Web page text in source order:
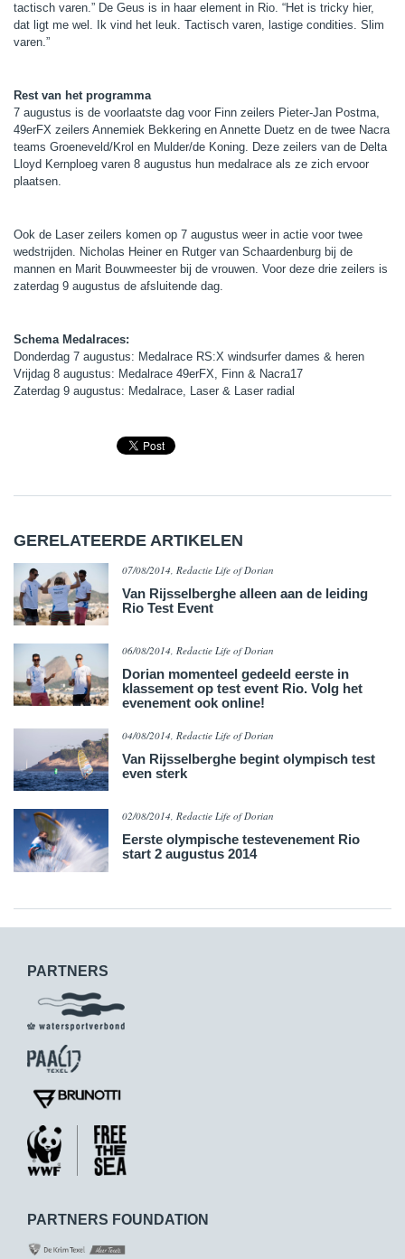
tactisch varen.” De Geus is in haar element in Rio. “Het is tricky hier,
dat ligt me wel. Ik vind het leuk. Tactisch varen, lastige condities. Slim
varen.”
Rest van het programma
7 augustus is de voorlaatste dag voor Finn zeilers Pieter-Jan Postma,
49erFX zeilers Annemiek Bekkering en Annette Duetz en de twee Nacra
teams Groeneveld/Krol en Mulder/de Koning. Deze zeilers van de Delta
Lloyd Kernploeg varen 8 augustus hun medalrace als ze zich ervoor
plaatsen.
Ook de Laser zeilers komen op 7 augustus weer in actie voor twee
wedstrijden. Nicholas Heiner en Rutger van Schaardenburg bij de
mannen en Marit Bouwmeester bij de vrouwen. Voor deze drie zeilers is
zaterdag 9 augustus de afsluitende dag.
Schema Medalraces:
Donderdag 7 augustus: Medalrace RS:X windsurfer dames & heren
Vrijdag 8 augustus: Medalrace 49erFX, Finn & Nacra17
Zaterdag 9 augustus: Medalrace, Laser & Laser radial
GERELATEERDE ARTIKELEN
07/08/2014, Redactie Life of Dorian
Van Rijsselberghe alleen aan de leiding
Rio Test Event
06/08/2014, Redactie Life of Dorian
Dorian momenteel gedeeld eerste in
klassement op test event Rio. Volg het
evenement ook online!
04/08/2014, Redactie Life of Dorian
Van Rijsselberghe begint olympisch test
even sterk
02/08/2014, Redactie Life of Dorian
Eerste olympische testevenement Rio
start 2 augustus 2014
PARTNERS
PARTNERS FOUNDATION